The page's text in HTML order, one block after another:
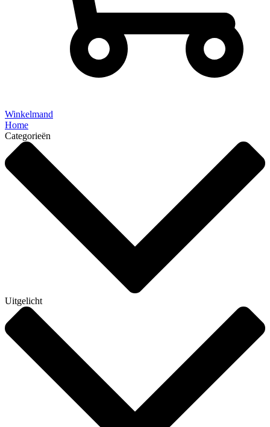
Winkelmand
Home
Categorieën
Uitgelicht